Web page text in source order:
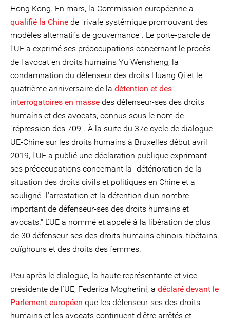
Hong Kong. En mars, la Commission européenne a
qualifié la Chine de "rivale systémique promouvant des
modèles alternatifs de gouvernance". Le porte-parole de
l'UE a exprimé ses préoccupations concernant le procès
de l'avocat en droits humains Yu Wensheng, la
condamnation du défenseur des droits Huang Qi et le
quatrième anniversaire de la détention et des
interrogatoires en masse des défenseur-ses des droits
humains et des avocats, connus sous le nom de
"répression des 709". À la suite du 37e cycle de dialogue
UE-Chine sur les droits humains à Bruxelles début avril
2019, l'UE a publié une déclaration publique exprimant
ses préoccupations concernant la "détérioration de la
situation des droits civils et politiques en Chine et a
souligné "l'arrestation et la détention d'un nombre
important de défenseur-ses des droits humains et
avocats." L'UE a nommé et appelé à la libération de plus
de 30 défenseur-ses des droits humains chinois, tibétains,
ouïghours et des droits des femmes.
Peu après le dialogue, la haute représentante et vice-
présidente de l'UE, Federica Mogherini, a déclaré devant le
Parlement européen que les défenseur-ses des droits
humains et les avocats continuent d'être arrêtés et